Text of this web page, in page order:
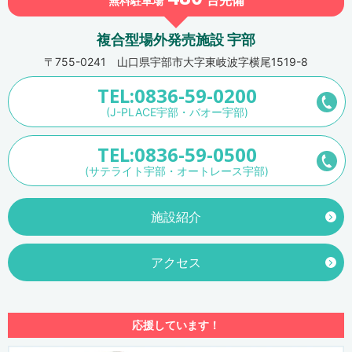
複合型場外発売施設 宇部
〒755-0241 山口県宇部市大字東岐波字横尾1519-8
TEL:0836-59-0200
(J-PLACE宇部・バオー宇部)
TEL:0836-59-0500
(サテライト宇部・オートレース宇部)
施設紹介
アクセス
応援しています！